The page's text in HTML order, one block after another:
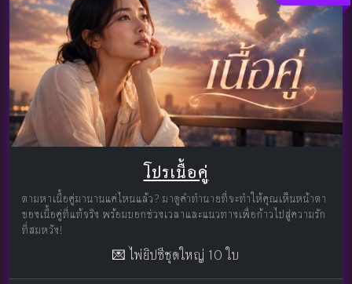
โปรเนื้อคู่
ตามหาเนื้อคู่มานานแค่ไหนแล้ว? มาดูคำทำนายที่จะทำให้คุณเห็นหน้าตา
ของเนื้อคู่ที่แท้จริง พร้อมบอกช่วงเวลาและแนวทางเพื่อก้าวไปสู่ความรัก
ที่สมหวัง!
💌 ไพ่ยิปซีชุดใหญ่ 10 ใบ